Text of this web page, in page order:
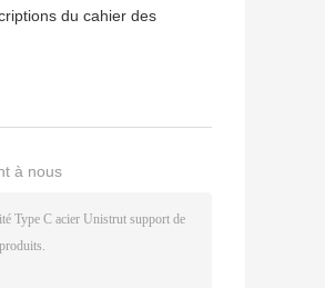
du cahier des
à nous